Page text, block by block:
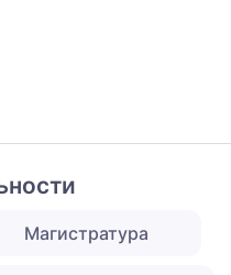
Магистратура